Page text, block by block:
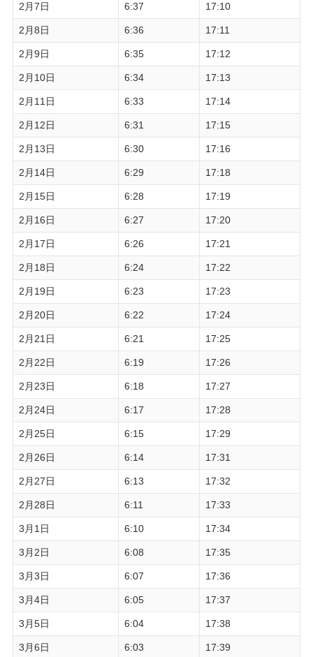
2月7日 6:37 17:10
2月8日 6:36 17:11
2月9日 6:35 17:12
2月10日 6:34 17:13
2月11日 6:33 17:14
2月12日 6:31 17:15
2月13日 6:30 17:16
2月14日 6:29 17:18
2月15日 6:28 17:19
2月16日 6:27 17:20
2月17日 6:26 17:21
2月18日 6:24 17:22
2月19日 6:23 17:23
2月20日 6:22 17:24
2月21日 6:21 17:25
2月22日 6:19 17:26
2月23日 6:18 17:27
2月24日 6:17 17:28
2月25日 6:15 17:29
2月26日 6:14 17:31
2月27日 6:13 17:32
2月28日 6:11 17:33
3月1日 6:10 17:34
3月2日 6:08 17:35
3月3日 6:07 17:36
3月4日 6:05 17:37
3月5日 6:04 17:38
3月6日 6:03 17:39